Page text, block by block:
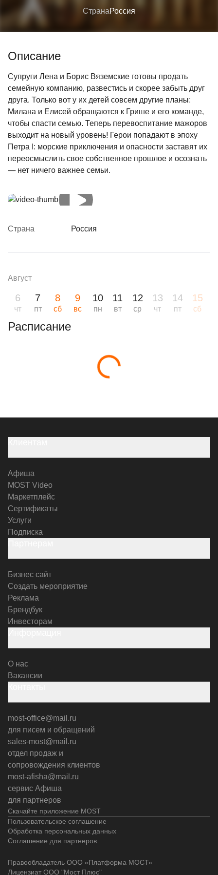
СтранаРоссия
Описание
Супруги Лена и Борис Вяземские готовы продать
семейную компанию, развестись и скорее забыть друг
друга. Только вот у их детей совсем другие планы:
Милана и Елисей обращаются к Грише и его команде,
чтобы спасти семью. Теперь перевоспитание мажоров
выходит на новый уровень! Герои попадают в эпоху
Петра I: морские приключения и опасности заставят их
переосмыслить свое собственное прошлое и осознать
— нет ничего важнее семьи.
Страна Россия
Расписание
Август
6
чт
7
пт
8
сб
9
вс
10
пн
11
вт
12
ср
13
чт
14
пт
15
сб
Скачайте приложение MOST
Афиша
MOST Video
Маркетплейс
Сертификаты
Услуги
Подписка
Бизнес сайт
Создать мероприятие
Реклама
Брендбук
Инвесторам
О нас
Вакансии
most-office@mail.ru
для писем и обращений
sales-most@mail.ru
отдел продаж и
сопровождения клиентов
most-afisha@mail.ru
сервис Афиша
для партнеров
Пользовательское соглашение
Обработка персональных данных
Соглашение для партнеров
Правообладатель ООО «Платформа МОСТ»
Лицензиат ООО "Мост Плюс"